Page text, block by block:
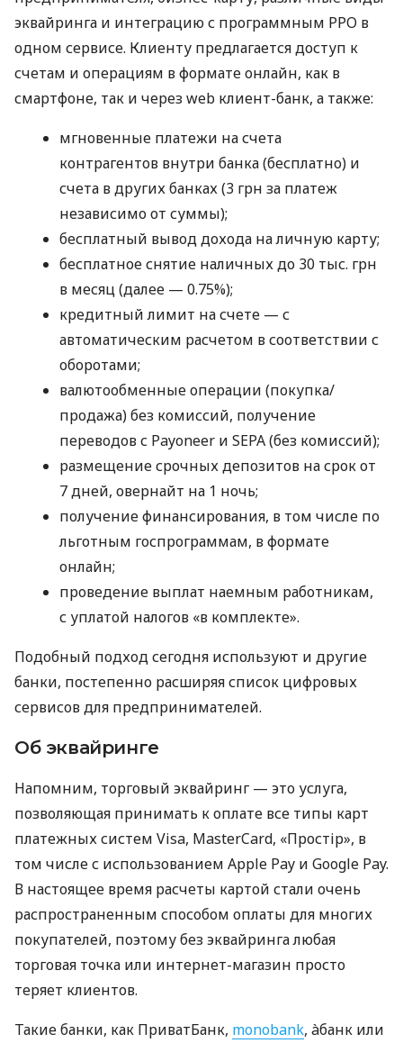
эквайринга и интеграцию с программным РРО в
одном сервисе. Клиенту предлагается доступ к
счетам и операциям в формате онлайн, как в
смартфоне, так и через web клиент-банк, а также:
мгновенные платежи на счета
контрагентов внутри банка (бесплатно) и
счета в других банках (3 грн за платеж
независимо от суммы);
бесплатный вывод дохода на личную карту;
бесплатное снятие наличных до 30 тыс. грн
в месяц (далее — 0.75%);
кредитный лимит на счете — с
автоматическим расчетом в соответствии с
оборотами;
валютообменные операции (покупка/
продажа) без комиссий, получение
переводов с Payoneer и SEPA (без комиссий);
размещение срочных депозитов на срок от
7 дней, овернайт на 1 ночь;
получение финансирования, в том числе по
льготным госпрограммам, в формате
онлайн;
проведение выплат наемным работникам,
с уплатой налогов «в комплекте».
Подобный подход сегодня используют и другие
банки, постепенно расширяя список цифровых
сервисов для предпринимателей.
Об эквайринге
Напомним, торговый эквайринг — это услуга,
позволяющая принимать к оплате все типы карт
платежных систем Visa, MasterCard, «Простір», в
том числе с использованием Apple Pay и Google Pay.
В настоящее время расчеты картой стали очень
распространенным способом оплаты для многих
покупателей, поэтому без эквайринга любая
торговая точка или интернет-магазин просто
теряет клиентов.
Такие банки, как ПриватБанк, monobank, àбанк или